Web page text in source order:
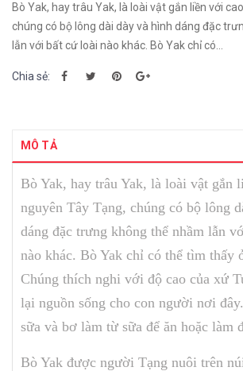
Bò Yak, hay trâu Yak, là loài vật gắn liền với
chúng có bộ lông dài dày và hình dáng đặc
lẫn với bất cứ loài nào khác. Bò Yak chỉ có...
Chia sẻ:
MÔ TẢ
Bò Yak, hay trâu Yak, là loài vật gắn
nguyên Tây Tạng, chúng có bộ lông
dáng đặc trưng không thể nhầm lẫn
nào khác. Bò Yak chỉ có thể tìm thấy
Chúng thích nghi với độ cao của xứ
lại nguồn sống cho con người nơi
sữa và bơ làm từ sữa để ăn hoặc làm
Bò Yak được người Tạng nuôi trên